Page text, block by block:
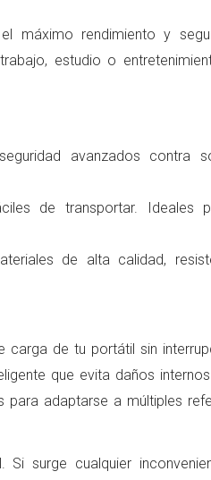
máximo rendimiento y
estudio o
avanzados contra
de transportar. Ideales
de alta calidad,
de tu portátil sin
que evita daños
para adaptarse a múltiples
surge cualquier